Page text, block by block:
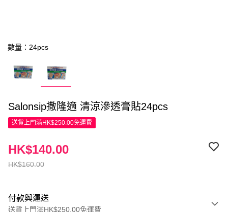
數量：24pcs
Salonsip撒隆適 清涼滲透膏貼24pcs
送貨上門滿HK$250.00免運費
HK$160.00
HK$140.00
付款與運送
送貨上門滿HK$250.00免運費